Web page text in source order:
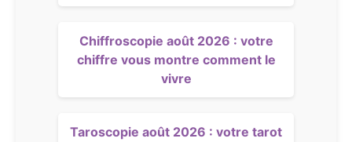
Chiffroscopie août 2026 : votre
chiffre vous montre comment le
vivre
Taroscopie août 2026 : votre tarot